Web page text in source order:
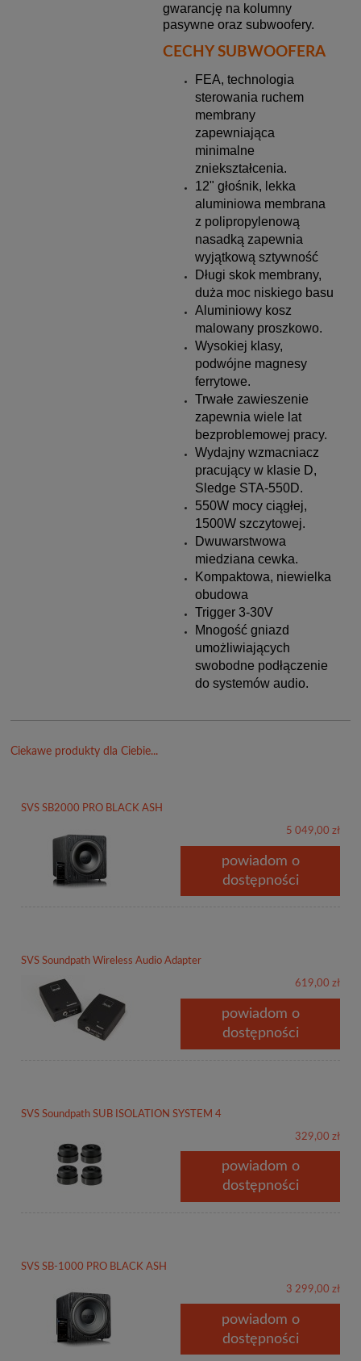
gwarancję na kolumny
pasywne oraz subwoofery.
CECHY SUBWOOFERA
FEA, technologia
sterowania ruchem
membrany
zapewniająca
minimalne
zniekształcenia.
12" głośnik, lekka
aluminiowa membrana
z polipropylenową
nasadką zapewnia
wyjątkową sztywność
Długi skok membrany,
duża moc niskiego basu
Aluminiowy kosz
malowany proszkowo.
Wysokiej klasy,
podwójne magnesy
ferrytowe.
Trwałe zawieszenie
zapewnia wiele lat
bezproblemowej pracy.
Wydajny wzmacniacz
pracujący w klasie D,
Sledge STA-550D.
550W mocy ciągłej,
1500W szczytowej.
Dwuwarstwowa
miedziana cewka.
Kompaktowa, niewielka
obudowa
Trigger 3-30V
Mnogość gniazd
umożliwiających
swobodne podłączenie
do systemów audio.
Ciekawe produkty dla Ciebie...
SVS SB2000 PRO BLACK ASH
5 049,00 zł
powiadom o
dostępności
SVS Soundpath Wireless Audio Adapter
619,00 zł
powiadom o
dostępności
SVS Soundpath SUB ISOLATION SYSTEM 4
329,00 zł
powiadom o
dostępności
SVS SB-1000 PRO BLACK ASH
3 299,00 zł
powiadom o
dostępności